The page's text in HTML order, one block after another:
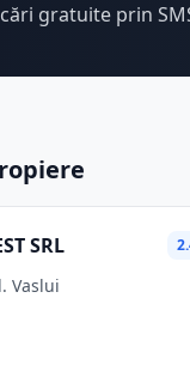
gratuite prin
SRL
Vaslui